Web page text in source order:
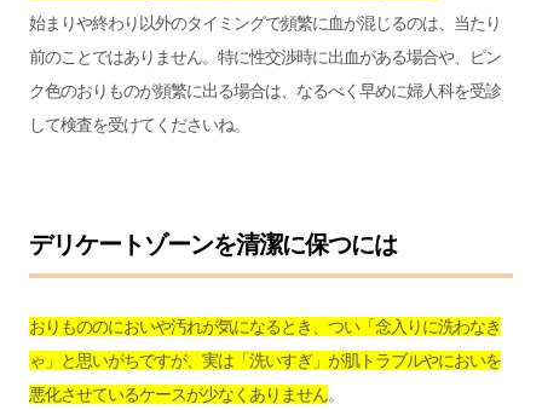
始まりや終わり以外のタイミングで頻繁に血が混じるのは、当たり
前のことではありません。特に性交渉時に出血がある場合や、ピン
ク色のおりものが頻繁に出る場合は、なるべく早めに婦人科を受診
して検査を受けてくださいね。
デリケートゾーンを清潔に保つには
おりもののにおいや汚れが気になるとき、つい「念入りに洗わなき
ゃ」と思いがちですが、実は「洗いすぎ」が肌トラブルやにおいを
悪化させているケースが少なくありません。